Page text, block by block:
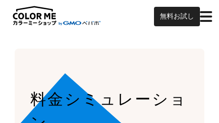
無料お試し
料金シミュレーショ